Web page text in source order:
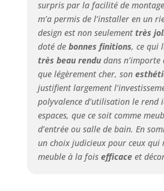
Ce
est
banc
salon.
épuré
offre
surpris par la facilité de
m’a permis de l’installer en un
design est non seulementtrès
doté de bonnes finitions, ce qui
très beau rendudans n’importe
que légèrement cher, son
justifient largement
polyvalence d’utilisation le rend
espaces, que ce soit comme
d’entrée ou salle de bain. En
un choix judicieux pour ceux qui
meuble à la fois efficaceet